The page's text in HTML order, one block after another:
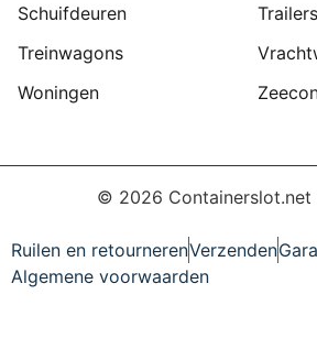
Schuifdeuren
Treinwagons
Woningen
© 2026 Containerslot.net |
Ruilen en retournerenVerzenden
Algemene voorwaarden